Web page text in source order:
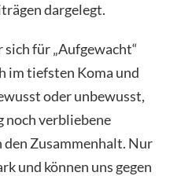
dargelegt.
sich für „Aufgewacht“
im tiefsten Koma und
oder unbewusst,
noch verbliebene
Zusammenhalt. Nur
und können uns gegen